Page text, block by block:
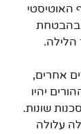
האוטיסטי
בהבטחת
הלילה.
אחרים,
יהיו
שונות.
עלולה